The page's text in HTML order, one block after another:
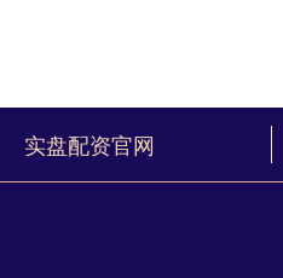
实盘配资官网